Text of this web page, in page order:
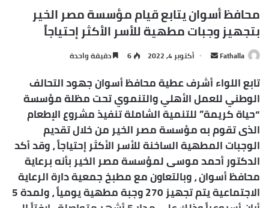
محافظ أسوان يتابع قيام مؤسسة مصر الخير
بتجهيز وجبات مطهية للأسر الأكثر إحتياجاً
Fathalla
س
ل
ب
ر
ي
د
إ
ل
أكتوبر 4, 2022 6 دقيقة واحدة
تابع اللواء أشرف عطية محافظ أسوان جهود التحالف
الوطني للعمل الأهلي والتنموي تحت مظلة مؤسسة
“حياة كريمة” للتنمية الشاملة تنفيذ مشروع الإطعام
الذى تقوم به مؤسسة مصر الخير من خلال تقديم
الوجبات المطهية الساخنة للأسر الأكثر إحتياجاً ، وقد أكد
الدكتور أحمد موسى لمؤسسة مصر الخير بأنه برعاية
محافظ أسوان ، وبالتعاون مع مطبخ جمعية دارة الرعاية
الاجتماعية يتم تجهيز 270 وجبة مطهية يومياً ، ولمدة 5